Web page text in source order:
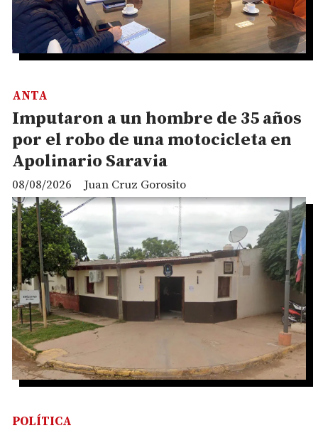
Imputaron a un hombre de 35 años
por el robo de una motocicleta en
Apolinario Saravia
Juan Cruz Gorosito
ANTA
08/08/2026
POLÍTICA